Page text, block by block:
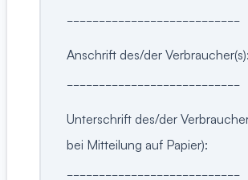
Anschrift des/der Verbraucher(s):
Unterschrift des/der
bei Mitteilung auf Papier):